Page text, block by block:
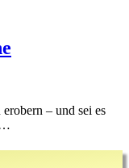
– und sei es